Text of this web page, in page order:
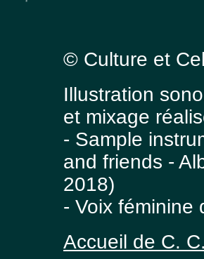
© Culture et
Illustration
et mixage
- Sample
and friends -
2018)
- Voix féminine
Accueil de C.